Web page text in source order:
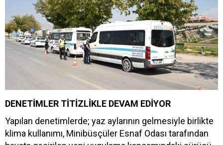
DENETİMLER TİTİZLİKLE DEVAM EDİYOR
Yapılan denetimlerde; yaz aylarının gelmesiyle birlikte
klima kullanımı, Minibüsçüler Esnaf Odası tarafından